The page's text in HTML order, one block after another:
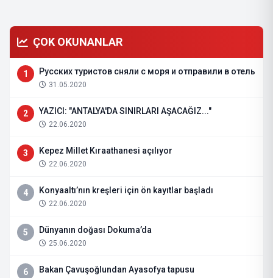
ÇOK OKUNANLAR
1 Русских туристов сняли с моря и отправили в отель
31.05.2020
2 YAZICI: "ANTALYA'DA SINIRLARI AŞACAĞIZ..."
22.06.2020
3 Kepez Millet Kıraathanesi açılıyor
22.06.2020
4 Konyaaltı’nın kreşleri için ön kayıtlar başladı
22.06.2020
5 Dünyanın doğası Dokuma’da
25.06.2020
6 Bakan Çavuşoğlundan Ayasofya tapusu